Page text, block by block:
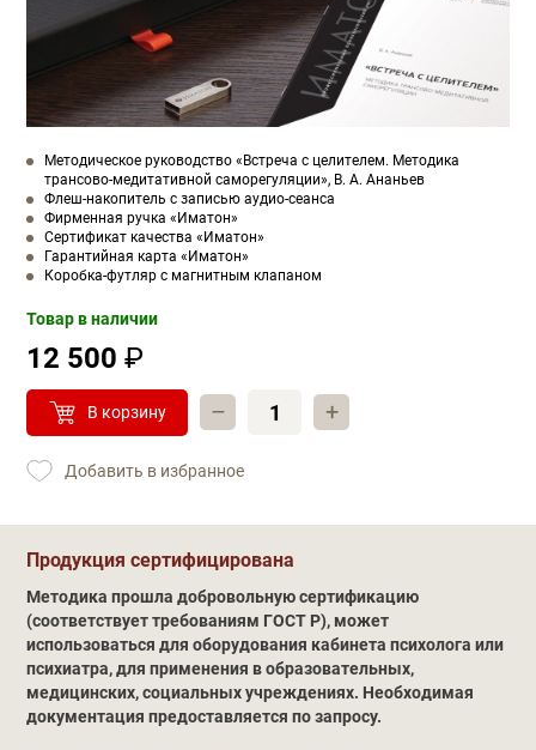
Методическое руководство «Встреча с целителем. Методика
трансово-медитативной саморегуляции», В. А. Ананьев
Флеш-накопитель с записью аудио-сеанса
Фирменная ручка «Иматон»
Сертификат качества «Иматон»
Гарантийная карта «Иматон»
Коробка-футляр с магнитным клапаном
Товар в наличии
12 500 ₽
В корзину – +
Добавить в избранное
Обучение
Продукция сертифицирована
Методика прошла добровольную сертификацию
(соответствует требованиям ГОСТ Р), может
использоваться для оборудования кабинета психолога или
психиатра, для применения в образовательных,
медицинских, социальных учреждениях. Необходимая
документация предоставляется по запросу.